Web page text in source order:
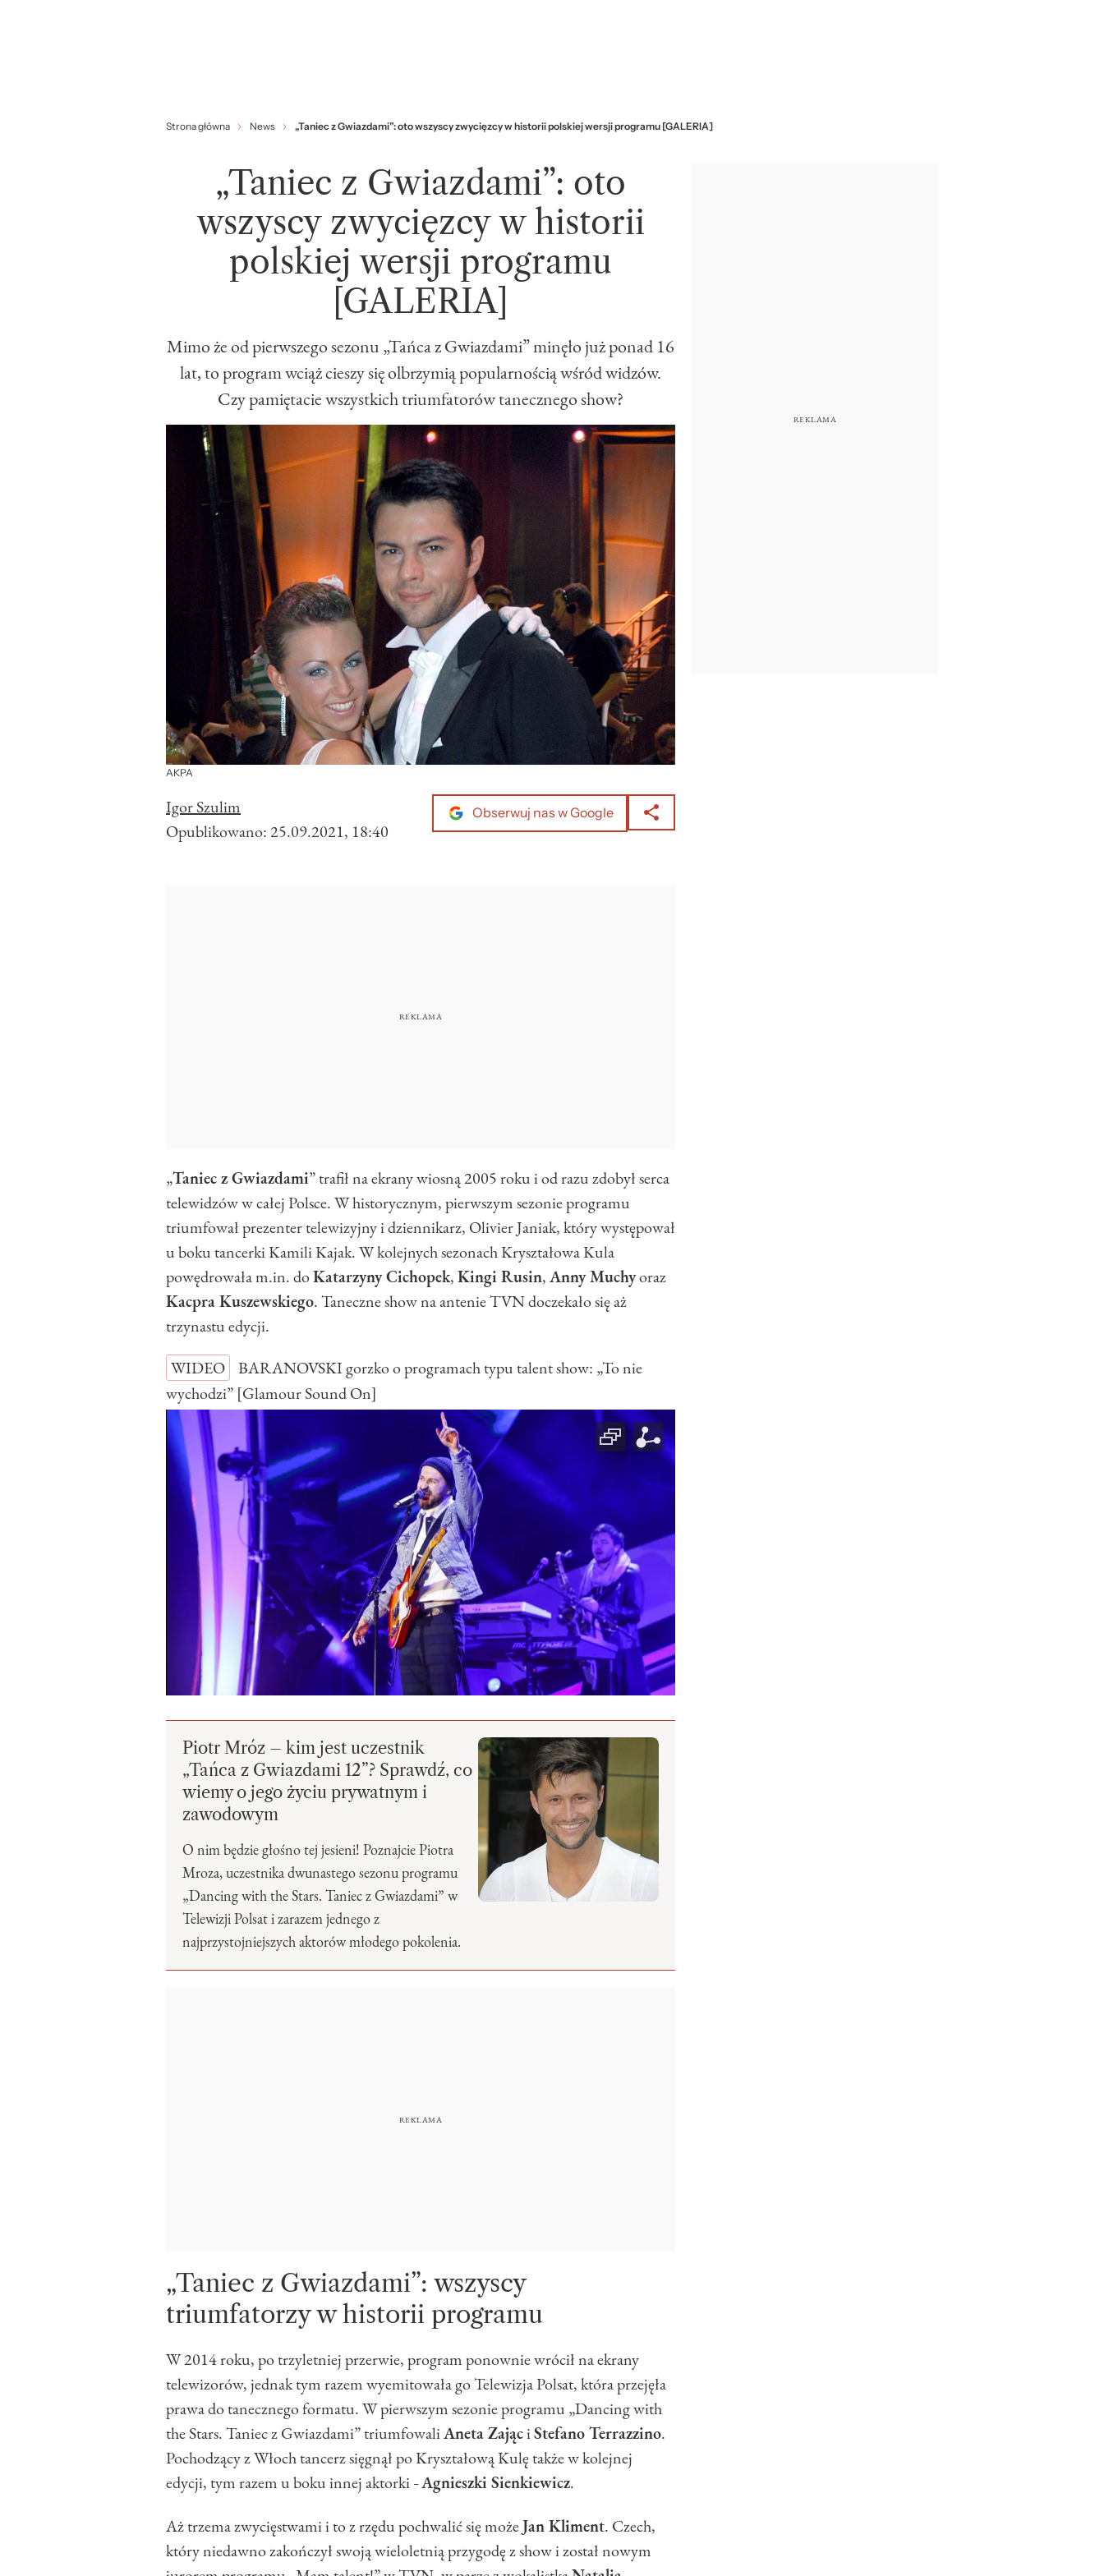
Strona główna News „Taniec z Gwiazdami”: oto wszyscy zwycięzcy w historii polskiej wersji programu [GALERIA]
„Taniec z Gwiazdami”: oto
wszyscy zwycięzcy w historii
polskiej wersji programu
[GALERIA]
Mimo że od pierwszego sezonu „Tańca z Gwiazdami” minęło już ponad 16
lat, to program wciąż cieszy się olbrzymią popularnością wśród widzów.
Czy pamiętacie wszystkich triumfatorów tanecznego show?
AKPA
Igor Szulim
Opublikowano:25.09.2021, 18:40
Obserwuj nas w Google
„Taniec z Gwiazdami” trafił na ekrany wiosną 2005 roku i od razu zdobył serca
telewidzów w całej Polsce. W historycznym, pierwszym sezonie programu
triumfował prezenter telewizyjny i dziennikarz, Olivier Janiak, który występował
u boku tancerki Kamili Kajak. W kolejnych sezonach Kryształowa Kula
powędrowała m.in. doKatarzyny Cichopek,Kingi Rusin,Anny Muchyoraz
Kacpra Kuszewskiego. Taneczne show na antenie TVN doczekało się aż
trzynastu edycji.
WIDEO
BARANOVSKI gorzko o programach typu talent show: „To nie
wychodzi” [Glamour Sound On]
Piotr Mróz – kim jest uczestnik
„Tańca z Gwiazdami 12”? Sprawdź, co
wiemy o jego życiu prywatnym i
zawodowym
O nim będzie głośno tej jesieni! Poznajcie Piotra
Mroza, uczestnika dwunastego sezonu programu
„Dancing with the Stars. Taniec z Gwiazdami” w
Telewizji Polsat i zarazem jednego z
najprzystojniejszych aktorów młodego pokolenia.
„Taniec z Gwiazdami”: wszyscy
triumfatorzy w historii programu
W 2014 roku, po trzyletniej przerwie, program ponownie wrócił na ekrany
telewizorów, jednak tym razem wyemitowała go Telewizja Polsat, która przejęła
prawa do tanecznego formatu. W pierwszym sezonie programu „Dancing with
the Stars. Taniec z Gwiazdami” triumfowaliAneta ZająciStefano Terrazzino.
Pochodzący z Włoch tancerz sięgnął po Kryształową Kulę także w kolejnej
edycji, tym razem u boku innej aktorki – Agnieszki Sienkiewicz.
Aż trzema zwycięstwami i to z rzędu pochwalić się możeJan Kliment. Czech,
który niedawno zakończył swoją wieloletnią przygodę z show i został nowym